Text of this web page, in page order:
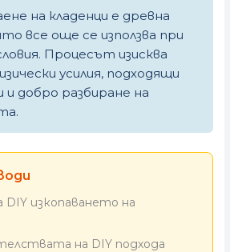
на кладенци е древна
все още се използва при
Процесът изисква
усилия, подходящи
добро разбиране на
изкопаването на
на DIY подхода